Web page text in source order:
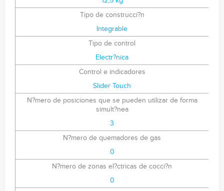
Tipo de construcci?n
Integrable
Tipo de control
Electr?nica
Control e indicadores
Slider Touch
N?mero de posiciones que se pueden utilizar de forma
simult?nea
3
N?mero de quemadores de gas
0
N?mero de zonas el?ctricas de cocci?n
0